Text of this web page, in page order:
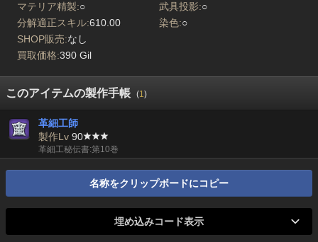
マテリア精製:○ 武具投影:○
分解適正スキル:610.00 染色:○
SHOP販売:なし
買取価格:390 Gil
このアイテムの製作手帳 (1)
革細工師
製作Lv 90
革細工秘伝書:第10巻
名称をクリップボードにコピー
埋め込みコード表示